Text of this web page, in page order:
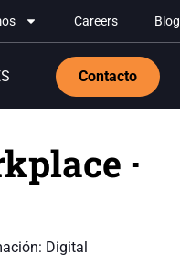
Careers Blog
Contacto
·
Digital